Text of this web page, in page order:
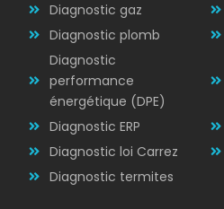
Diagnostic
ÉLECTRICITÉ
Diagnostic gaz
Diagnostic plomb
Diagnostic
performance
énergétique (DPE)
Diagnostic ERP
Diagnostic loi Carrez
Diagnostic termites